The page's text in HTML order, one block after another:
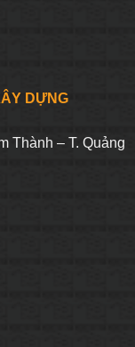
DỰNG
Thành – T. Quảng